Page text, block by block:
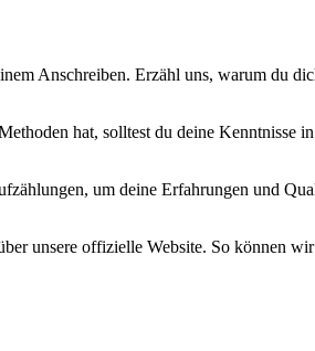
Anschreiben. Erzähl uns, warum du
hat, solltest du deine Kenntnisse
um deine Erfahrungen und
unsere offizielle Website. So können